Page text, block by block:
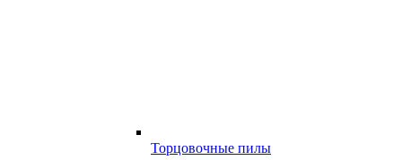
Торцовочные пилы